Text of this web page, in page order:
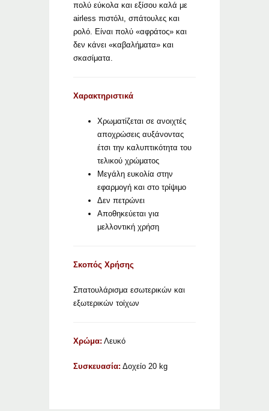
πολύ εύκολα και εξίσου καλά με
airless πιστόλι, σπάτουλες και
ρολό. Είναι πολύ «αφράτος» και
δεν κάνει «καβαλήματα» και
σκασίματα.
Χαρακτηριστικά
Χρωματίζεται σε ανοιχτές
αποχρώσεις αυξάνοντας
έτσι την καλυπτικότητα του
τελικού χρώματος
Μεγάλη ευκολία στην
εφαρμογή και στο τρίψιμο
Δεν πετρώνει
Αποθηκεύεται για
μελλοντική χρήση
Σκοπός Χρήσης
Σπατουλάρισμα εσωτερικών και
εξωτερικών τοίχων
Χρώμα: Λευκό
Συσκευασία: Δοχείο 20 kg